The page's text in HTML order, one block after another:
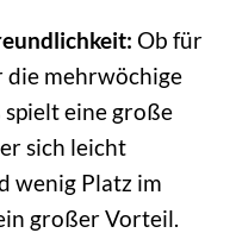
Ob für
mehrwöchige
spielt eine große
sich leicht
wenig Platz im
großer Vorteil.